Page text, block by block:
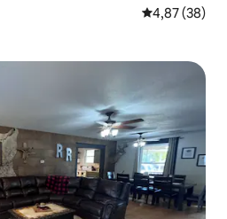
4,87 de uma
4,87 (38)